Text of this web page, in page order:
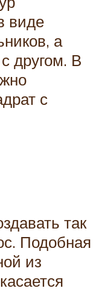
виде
а
другом. В
с
так
Подобная
из